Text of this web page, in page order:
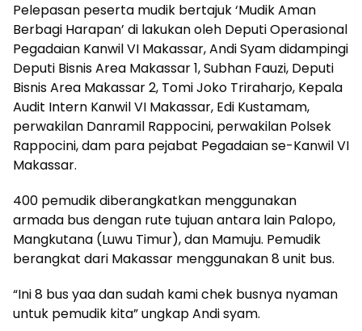
Pelepasan peserta mudik bertajuk ‘Mudik Aman
Berbagi Harapan’ di lakukan oleh Deputi Operasional
Pegadaian Kanwil VI Makassar, Andi Syam didampingi
Deputi Bisnis Area Makassar 1, Subhan Fauzi, Deputi
Bisnis Area Makassar 2, Tomi Joko Triraharjo, Kepala
Audit Intern Kanwil VI Makassar, Edi Kustamam,
perwakilan Danramil Rappocini, perwakilan Polsek
Rappocini, dam para pejabat Pegadaian se-Kanwil VI
Makassar.
400 pemudik diberangkatkan menggunakan
armada bus dengan rute tujuan antara lain Palopo,
Mangkutana (Luwu Timur), dan Mamuju. Pemudik
berangkat dari Makassar menggunakan 8 unit bus.
“Ini 8 bus yaa dan sudah kami chek busnya nyaman
untuk pemudik kita” ungkap Andi syam.